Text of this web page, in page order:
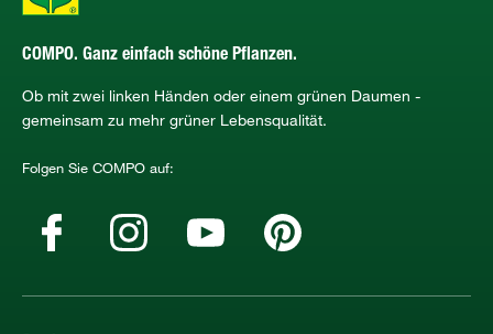
COMPO. Ganz einfach schöne Pflanzen.
Ob mit zwei linken Händen oder einem grünen Daumen -
gemeinsam zu mehr grüner Lebensqualität.
Folgen Sie COMPO auf: